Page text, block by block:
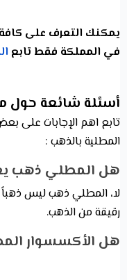
يمكنك التعرف على
في المملكة فقط تابع
أسئلة شائعة حول
تابع اهم الإجابات على
المطلية بالذهب :
هل المطلي ذهب
لا، المطلي ذهب ليس
رقيقة من الذهب.
هل الأكسسوار